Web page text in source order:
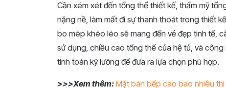
Cần xém xét đến tổng thể thiết kế, thẩm mỹ
nặng nề, làm mất đi sự thanh thoát trong thiết
bo mép khéo léo sẽ mang đến vẻ đẹp tinh tế,
sử dụng, chiều cao tổng thể của hệ tủ, và
tính toán kỹ lưỡng để đưa ra lựa chọn phù hợp.
>>>Xem thêm: Mặt bàn bếp cao bao nhiêu